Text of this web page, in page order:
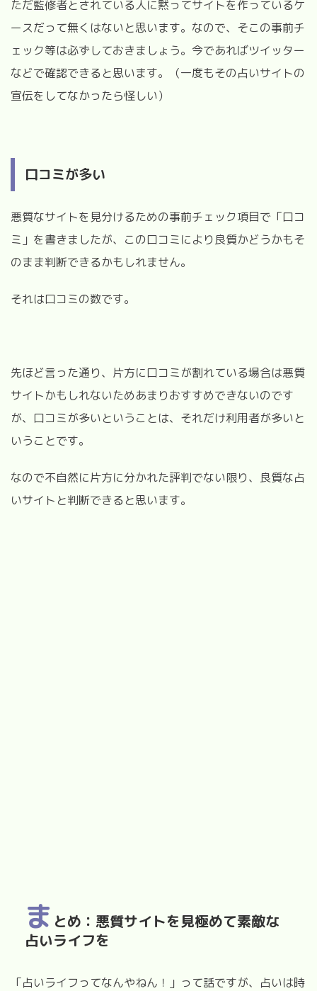
ただ監修者とされている人に黙ってサイトを作っているケ
ースだって無くはないと思います。なので、そこの事前チ
ェック等は必ずしておきましょう。今であればツイッター
などで確認できると思います。（一度もその占いサイトの
宣伝をしてなかったら怪しい）
口コミが多い
悪質なサイトを見分けるための事前チェック項目で「口コ
ミ」を書きましたが、この口コミにより良質かどうかもそ
のまま判断できるかもしれません。
それは口コミの数です。
先ほど言った通り、片方に口コミが割れている場合は悪質
サイトかもしれないためあまりおすすめできないのです
が、口コミが多いということは、それだけ利用者が多いと
いうことです。
なので不自然に片方に分かれた評判でない限り、良質な占
いサイトと判断できると思います。
ま とめ：悪質サイトを見極めて素敵な
占いライフを
「占いライフってなんやねん！」って話ですが、占いは時